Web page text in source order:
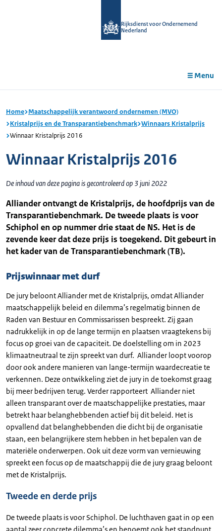
Rijksdienst voor Ondernemend
Nederland
Menu
Home Maatschappelijk verantwoord ondernemen (MVO)
Kristalprijs en de Transparantiebenchmark Winnaars Kristalprijs
Winnaar Kristalprijs 2016
Winnaar Kristalprijs 2016
De inhoud van deze pagina is gecontroleerd op 3 juni 2022
Alliander ontvangt de Kristalprijs, de hoofdprijs van de
Transparantiebenchmark. De tweede plaats is voor
Schiphol en op nummer drie staat de NS. Het is de
zevende keer dat deze prijs is toegekend. Dit gebeurt in
het kader van de Transparantiebenchmark (TB).
Prijswinnaar met durf
De jury beloont Alliander met de Kristalprijs, omdat Alliander
maatschappelijk beleid en dilemma’s regelmatig binnen de
Raden van Bestuur en Commissarissen bespreekt. Zij gaan
nadrukkelijk in op de lange termijn en plaatsen vraagtekens bij
focus op groei van de capaciteit. De doelstelling om in 2023
klimaatneutraal te zijn spreekt van durf. Alliander loopt voorop
door ook andere manieren van lange-termijn waardecreatie te
verkennen. Deze ontwikkeling ziet de jury in de toekomst graag
bij meer bedrijven terug. Verder rapporteert Alliander niet
alleen transparant over de maatschappelijke prestaties, maar
betrekt haar belanghebbenden actief bij dit beleid. Het is
opvallend dat belanghebbenden die dicht bij de organisatie
staan, een belangrijkere stem hebben in het bepalen van de
materiële onderwerpen. Ook uit deze vorm van vernieuwing
spreekt een focus op de maatschappij die de jury graag beloont
met de Kristalprijs.
Tweede en derde prijs
De tweede plaats is voor Schiphol. De luchthaven gaat in op een